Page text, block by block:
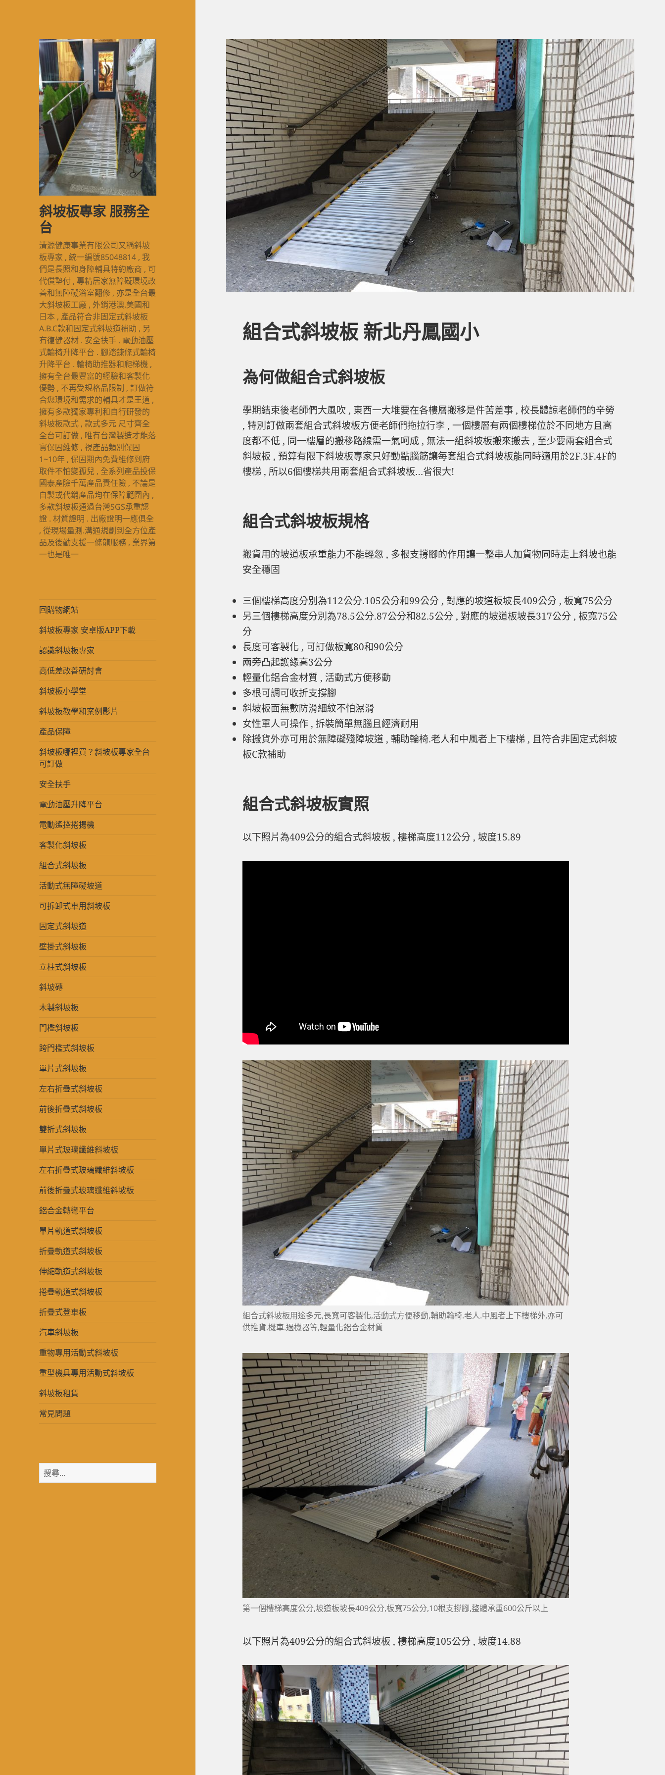
斜坡板專家 服務全
台
清源健康事業有限公司又稱斜坡
板專家 , 統一編號85048814 , 我
們是長照和身障輔具特約廠商 , 可
代償墊付 , 專精居家無障礙環境改
善和無障礙浴室翻修 , 亦是全台最
大斜坡板工廠 , 外銷港澳.美國和
日本 , 產品符合非固定式斜坡板
A.B.C款和固定式斜坡道補助 , 另
有復健器材 . 安全扶手 . 電動油壓
式輪椅升降平台 . 腳踏鍊條式輪椅
升降平台 . 輪椅助推器和爬梯機 ,
擁有全台最豐富的經驗和客製化
優勢 , 不再受規格品限制 , 訂做符
合您環境和需求的輔具才是王道 ,
擁有多款獨家專利和自行研發的
斜坡板款式 , 款式多元 尺寸齊全
全台可訂做 , 唯有台灣製造才能落
實保固維修 , 視產品類別保固
1~10年 , 保固期內免費維修到府
取件不怕變孤兒 , 全系列產品投保
國泰產險千萬產品責任險 , 不論是
自製或代銷產品均在保障範圍內 ,
多款斜坡板通過台灣SGS承重認
證 . 材質證明 . 出廠證明一應俱全
, 從現場量測.溝通規劃到全方位產
品及後勤支援一條龍服務 , 業界第
一也是唯一
回購物網站
斜坡板專家 安卓版APP下載
認識斜坡板專家
高低差改善研討會
斜坡板小學堂
斜坡板教學和案例影片
產品保障
斜坡板哪裡買？斜坡板專家全台
可訂做
安全扶手
電動油壓升降平台
電動遙控捲揚機
客製化斜坡板
組合式斜坡板
活動式無障礙坡道
可拆卸式車用斜坡板
固定式斜坡道
壁掛式斜坡板
立柱式斜坡板
斜坡磚
木製斜坡板
門檻斜坡板
跨門檻式斜坡板
單片式斜坡板
左右折疊式斜坡板
前後折疊式斜坡板
雙折式斜坡板
單片式玻璃纖維斜坡板
左右折疊式玻璃纖維斜坡板
前後折疊式玻璃纖維斜坡板
鋁合金轉彎平台
單片軌道式斜坡板
折疊軌道式斜坡板
伸縮軌道式斜坡板
捲疊軌道式斜坡板
折疊式登車板
汽車斜坡板
重物專用活動式斜坡板
重型機具專用活動式斜坡板
斜坡板租賃
常見問題
搜
尋
組合式斜坡板 新北丹鳳國小
為何做組合式斜坡板
學期結束後老師們大風吹 , 東西一大堆要在各樓層搬移是件苦差事 , 校長體諒老師們的辛勞
, 特別訂做兩套組合式斜坡板方便老師們拖拉行李 , 一個樓層有兩個樓梯位於不同地方且高
度都不低 , 同一樓層的搬移路線需一氣呵成 , 無法一組斜坡板搬來搬去 , 至少要兩套組合式
斜坡板 , 預算有限下斜坡板專家只好動點腦筋讓每套組合式斜坡板能同時適用於2F.3F.4F的
樓梯 , 所以6個樓梯共用兩套組合式斜坡板…省很大!
組合式斜坡板規格
搬貨用的坡道板承重能力不能輕忽 , 多根支撐腳的作用讓一整串人加貨物同時走上斜坡也能
安全穩固
三個樓梯高度分別為112公分.105公分和99公分 , 對應的坡道板坡長409公分 , 板寬75公分
另三個樓梯高度分別為78.5公分.87公分和82.5公分 , 對應的坡道板坡長317公分 , 板寬75公
分
長度可客製化 , 可訂做板寬80和90公分
兩旁凸起護緣高3公分
輕量化鋁合金材質 , 活動式方便移動
多根可調可收折支撐腳
斜坡板面無數防滑細紋不怕濕滑
女性單人可操作 , 拆裝簡單無腦且經濟耐用
除搬貨外亦可用於無障礙殘障坡道 , 輔助輪椅.老人和中風者上下樓梯 , 且符合非固定式斜坡
板C款補助
組合式斜坡板實照
以下照片為409公分的組合式斜坡板 , 樓梯高度112公分 , 坡度15.89
組合式斜坡板用途多元,長寬可客製化,活動式方便移動,輔助輪椅.老人.中風者上下樓梯外,亦可
供推貨.機車.過機器等,輕量化鋁合金材質
第一個樓梯高度公分,坡道板坡長409公分,板寬75公分,10根支撐腳,整體承重600公斤以上
以下照片為409公分的組合式斜坡板 , 樓梯高度105公分 , 坡度14.88